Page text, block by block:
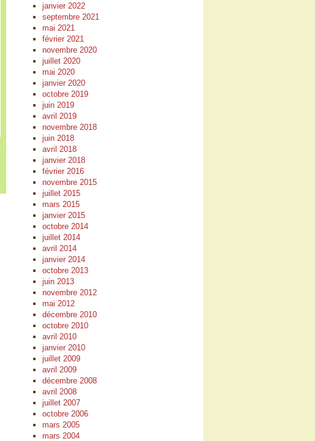
janvier 2022
septembre 2021
mai 2021
février 2021
novembre 2020
juillet 2020
mai 2020
janvier 2020
octobre 2019
juin 2019
avril 2019
novembre 2018
juin 2018
avril 2018
janvier 2018
février 2016
novembre 2015
juillet 2015
mars 2015
janvier 2015
octobre 2014
juillet 2014
avril 2014
janvier 2014
octobre 2013
juin 2013
novembre 2012
mai 2012
décembre 2010
octobre 2010
avril 2010
janvier 2010
juillet 2009
avril 2009
décembre 2008
avril 2008
juillet 2007
octobre 2006
mars 2005
mars 2004